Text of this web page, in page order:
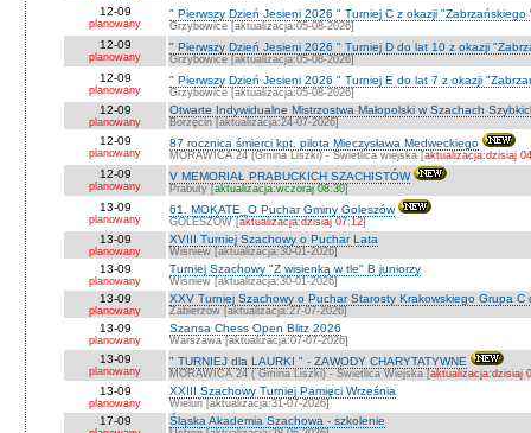
12-09
planowany
" Pierwszy Dzień Jesieni 2026 " Turniej C z okazji "Zabrzańskiego
Grzybowice [aktualizacja:05-08-2026]
12-09
planowany
" Pierwszy Dzień Jesieni 2026 " Turniej D do lat 10 z okazji
Grzybowice [aktualizacja:05-08-2026]
12-09
planowany
" Pierwszy Dzień Jesieni 2026 " Turniej E do lat 7 z okazji
Grzybowice [aktualizacja:05-08-2026]
12-09
planowany
Otwarte Indywidualne Mistrzostwa Małopolski w Szachach
Borzęcin [aktualizacja:24-07-2026]
12-09
planowany
87 rocznica śmierci kpt. pilota Mieczysława Medweckiego
MORAWICA 24 (Gmina Liszki) - Świetlica wiejska [aktualizacja:dzisiaj
12-09
planowany
V MEMORIAŁ PRABUCKICH SZACHISTÓW
Prabuty [aktualizacja:wczoraj 08:30]
13-09
planowany
61. MOKATE_O Puchar Gminy Goleszów
GOLESZÓW [aktualizacja:dzisiaj 07:12]
13-09
planowany
XVIII Turniej Szachowy o Puchar Lata
Wiśniew [aktualizacja:30-01-2026]
13-09
planowany
Turniej Szachowy "Z wisienką w tle" B juniorzy
Wiśniew [aktualizacja:30-01-2026]
13-09
planowany
XXV Turniej Szachowy o Puchar Starosty Krakowskiego Grupa C
Zabierzów [aktualizacja:27-07-2026]
13-09
planowany
Szansa Chess Open Blitz 2026
Warszawa [aktualizacja:07-07-2026]
13-09
planowany
" TURNIEJ dla LAURKI " - ZAWODY CHARYTATYWNE
MORAWICA 24 ( Gmina Liszki) - Świetlica Wiejska [aktualizacja:dzisiaj
13-09
planowany
XXIII Szachowy Turniej Pamięci Września
Wieluń [aktualizacja:31-07-2026]
17-09 Śląska Akademia Szachowa - szkolenie